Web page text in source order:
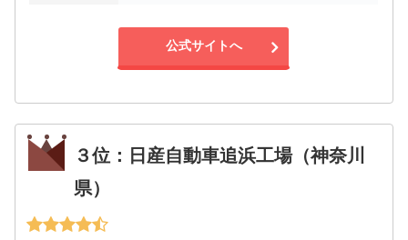
公式サイトへ
３位：日産自動車追浜工場（神奈川
県）